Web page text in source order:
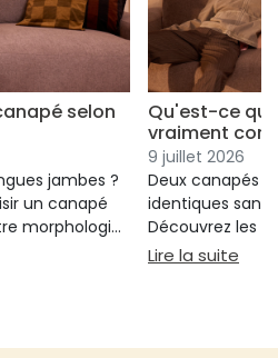
selon
jambes ?
un canapé
morphologie
un canapé selon sa taille
Qu'est-ce qui
vraiment
9 juillet 2026
Deux canapés
identiques
Découvrez les
réellement
Lire la suite